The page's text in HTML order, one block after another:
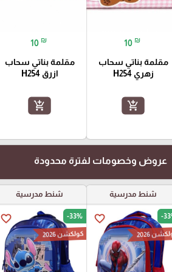
10 ₪
مقلمة بناتي سحاب
زهري H254
add_shopping_cart
10 ₪
مقلمة بناتي سحاب
ازرق H254
add_shopping_cart
عروض وخصومات لفترة محدودة
شنط مدرسية
favorite_border -
2026
شنط مدرسية
favorite_border -33%
كولكشن 2026